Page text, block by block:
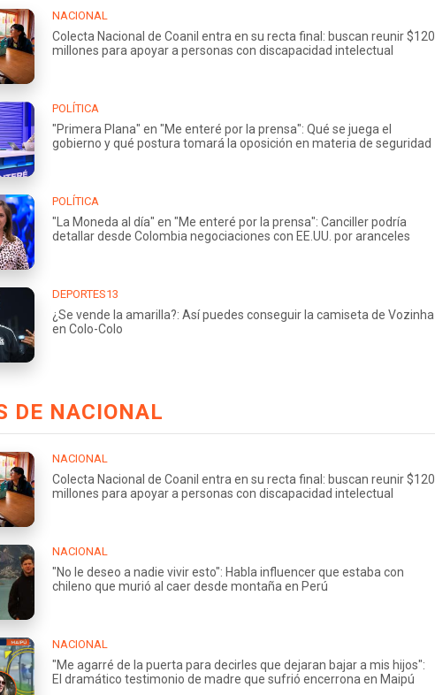
NACIONAL
Colecta Nacional de Coanil entra en su recta final: buscan reunir $120
millones para apoyar a personas con discapacidad intelectual
POLÍTICA
"Primera Plana" en "Me enteré por la prensa": Qué se juega el
gobierno y qué postura tomará la oposición en materia de seguridad
POLÍTICA
"La Moneda al día" en "Me enteré por la prensa": Canciller podría
detallar desde Colombia negociaciones con EE.UU. por aranceles
DEPORTES13
¿Se vende la amarilla?: Así puedes conseguir la camiseta de Vozinha
en Colo-Colo
DE NACIONAL
NACIONAL
Colecta Nacional de Coanil entra en su recta final: buscan reunir $120
millones para apoyar a personas con discapacidad intelectual
NACIONAL
"No le deseo a nadie vivir esto": Habla influencer que estaba con
chileno que murió al caer desde montaña en Perú
NACIONAL
"Me agarré de la puerta para decirles que dejaran bajar a mis hijos":
El dramático testimonio de madre que sufrió encerrona en Maipú